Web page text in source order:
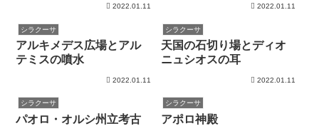
2022.01.11 2022.01.11
シラクーサ
アルキメデス広場とアル
テミスの噴水
2022.01.11
シラクーサ
天国の石切り場とディオ
ニュシオスの耳
2022.01.11
シラクーサ
パオロ・オルシ州立考古
シラクーサ
アポロ神殿